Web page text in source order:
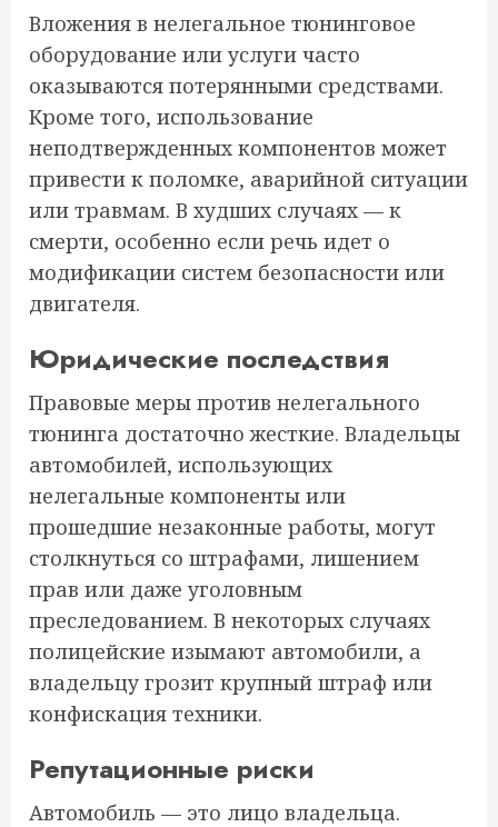
Вложения в нелегальное тюнинговое
оборудование или услуги часто
оказываются потерянными средствами.
Кроме того, использование
неподтвержденных компонентов может
привести к поломке, аварийной ситуации
или травмам. В худших случаях — к
смерти, особенно если речь идет о
модификации систем безопасности или
двигателя.
Юридические последствия
Правовые меры против нелегального
тюнинга достаточно жесткие. Владельцы
автомобилей, использующих
нелегальные компоненты или
прошедшие незаконные работы, могут
столкнуться со штрафами, лишением
прав или даже уголовным
преследованием. В некоторых случаях
полицейские изымают автомобили, а
владельцу грозит крупный штраф или
конфискация техники.
Репутационные риски
Автомобиль — это лицо владельца.